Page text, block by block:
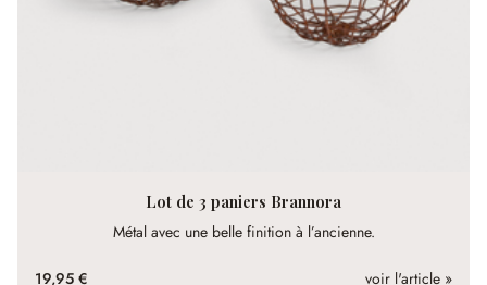
Lot de 3 paniers Brannora
Métal avec une belle finition à l’ancienne.
19,95 € voir l'article »